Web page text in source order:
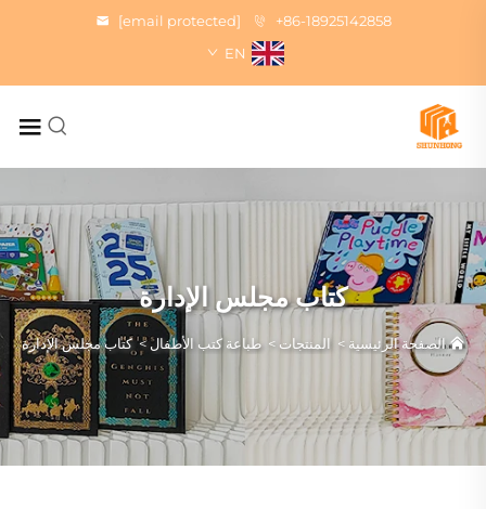
+86-18925142858
[email protected]
EN
كتاب مجلس الإدارة
الصفحة الرئيسية > المنتجات >طباعة كتب الأطفال>كتاب مجلس الإدارة